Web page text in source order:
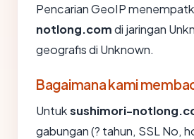
Pencarian GeoIP
notlong.comdi jaringan
geografis di Unknown.
Bagaimana kami
Untuksushimori-
gabungan (? tahun, SSL No,